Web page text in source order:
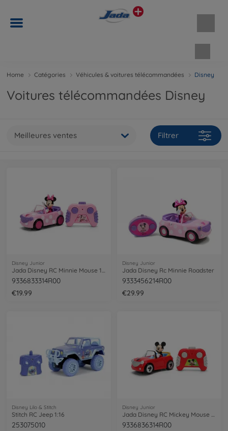
Home Catégories Véhicules & voitures télécommandées Disney
Voitures télécommandées Disney
Meilleures ventes Filtrer
Disney Junior
Jada Disney RC Minnie Mouse 1/32
9336833314R00
€19.99
Disney Junior
Jada Disney Rc Minnie Roadster
9333456214R00
€29.99
Disney Lilo & Stitch
Stitch RC Jeep 1:16
253075010
Disney Junior
9336836314R00